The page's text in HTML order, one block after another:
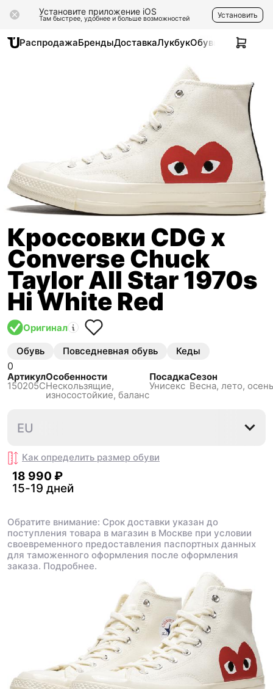
Установите приложение iOS
Там быстрее, удобнее и больше возможностей Установить
РаспродажаБрендыДоставкаЛукбукОбувь Одежда
Кроссовки CDG x
Converse Chuck
Taylor All Star 1970s
Hi White Red
Оригинал
Обувь Повседневная обувь Кеды
0
Артикул
150205C
Особенности
Нескользящиe,
износостойкие, баланс
Посадка
Унисекс
Сезон
Весна, лето,
38
EU
Как определить размер обуви
18 990 ₽
15-19 дней
Обратите внимание: Срок доставки указан до
поступления товара в магазин в Москве при условии
своевременного предоставления паспортных данных
для таможенного оформления после оформления
заказа. Подробнее.